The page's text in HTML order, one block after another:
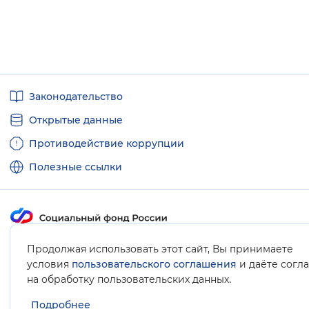
Продолжая использовать этот сайт, Вы принимаете
условия пользовательского соглашения и даёте
на обработку пользовательских данных.
Подробнее
ссылкиЗаконодательство
Открытые данные
Противодействие коррупции
Полезные ссылки
Карта сайта